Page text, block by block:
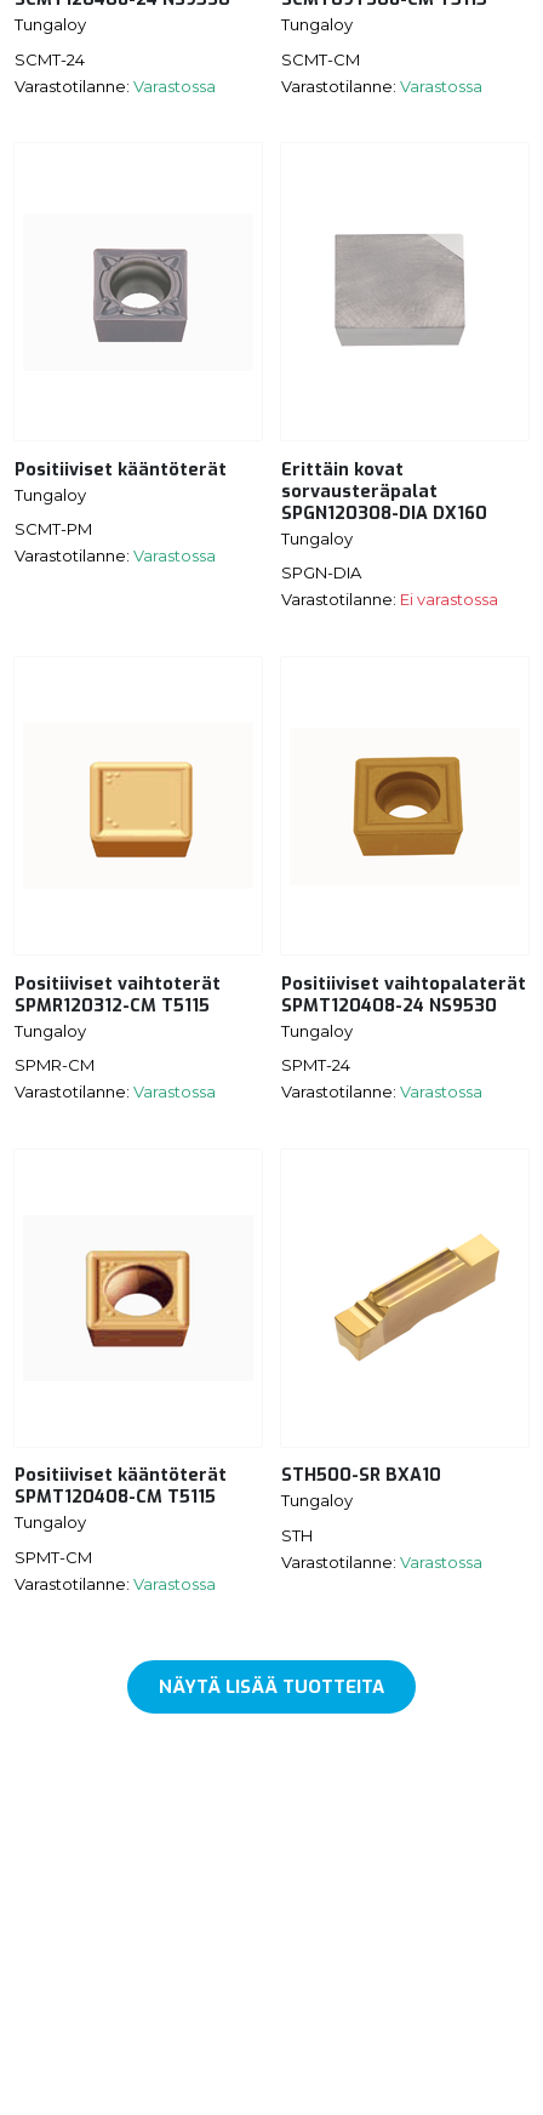
Tungaloy
SCMT-24
Varastotilanne: Varastossa
Tungaloy
SCMT-CM
Varastotilanne: Varastossa
Positiiviset kääntöterät
Tungaloy
SCMT-PM
Varastotilanne: Varastossa
Erittäin kovat
sorvausteräpalat
SPGN120308-DIA DX160
Tungaloy
SPGN-DIA
Varastotilanne: Ei varastossa
Positiiviset vaihtoterät
SPMR120312-CM T5115
Tungaloy
SPMR-CM
Varastotilanne: Varastossa
Positiiviset vaihtopalaterät
SPMT120408-24 NS9530
Tungaloy
SPMT-24
Varastotilanne: Varastossa
Positiiviset kääntöterät
SPMT120408-CM T5115
Tungaloy
SPMT-CM
Varastotilanne: Varastossa
STH500-SR BXA10
Tungaloy
STH
Varastotilanne: Varastossa
NÄYTÄ LISÄÄ TUOTTEITA